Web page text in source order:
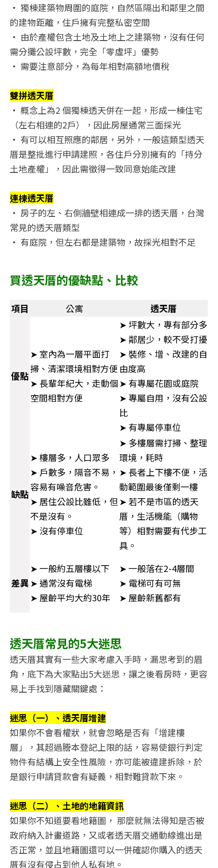
• 獨棟建築物周圍的庭院，自然區隔出和鄰里之間
的建物距離，住戶擁有完整私密空間
• 由於產權包含土地及土地上之建築物，沒有任何
需分攤公設坪數，完全「零虛坪」優勢
• 需要注意部分，為每年相對高額地價稅
雙拼透天厝
• 概念上為2 個獨棟透天併在一起，形成一棟住宅
（左右相連的2戶），因此房屋通常三面採光
• 有可以相互照應的鄰居，另外，一般這類型透天
厝是整批進行申請建照，各住戶分別擁有的「持分
土地產權」，因此需徵得一致同意始能改建
連棟透天厝
• 房子的左、右側牆壁相連成一排的透天厝，台灣
常見的透天厝類型
• 有庭院，但左右都是建築物，故採光相對不足
買透天厝的優缺點、比較
項目 公寓 透天厝
優點
➤ 室內為一層平面打
掃、清潔環境相對方便
➤ 長輩年紀大，走動個
空間相對方便
➤ 坪數大，專有部分多
➤ 鄰居少，較不受打擾
➤ 裝修、增、改建的自
由度高
➤ 有專屬花園或庭院
➤ 專屬自用，沒有公設
比
➤ 有專屬停車位
缺點
➤ 樓層多，人口眾多
➤ 戶數多，隔音不易，
容易有噪音危害。
➤ 居住公設比雖低，但
不是沒有。
➤ 沒有停車位
➤ 多樓層需打掃、整理
環境，耗時
➤ 長者上下樓不便，活
動範圍最後僅剩一樓
➤ 若不是市區的透天
厝，生活機能（購物
等）相對需要有代步工
具。
差異
➤ 一般約五層樓以下
➤ 通常沒有電梯
➤ 屋齡平均大約30年
➤ 一般落在2-4層間
➤ 電梯可有可無
➤ 屋齡新舊都有
透天厝常見的5大迷思
透天厝其實有一些大家考慮入手時，漏思考到的眉
角，底下為大家點出5大迷思，讓之後看房時，更容
易上手找到隱藏關鍵處：
迷思（一）、透天厝增建
如果你不會看權狀，就會忽略是否有「增建樓
層」，其超過謄本登記上限的話，容易使銀行判定
物件有結構上安全性風險，亦可能被違建拆除，於
是銀行申請貸款會有疑義，相對難貸款下來。
迷思（二）、土地的地籍資訊
如果你不知道要看地籍圖， 那麼就無法得知是否被
政府納入計畫道路，又或者透天厝交通動線進出是
否正常，並且地籍圖還可以一併確認你購入的透天
厝有沒有侵占到他人私有地。